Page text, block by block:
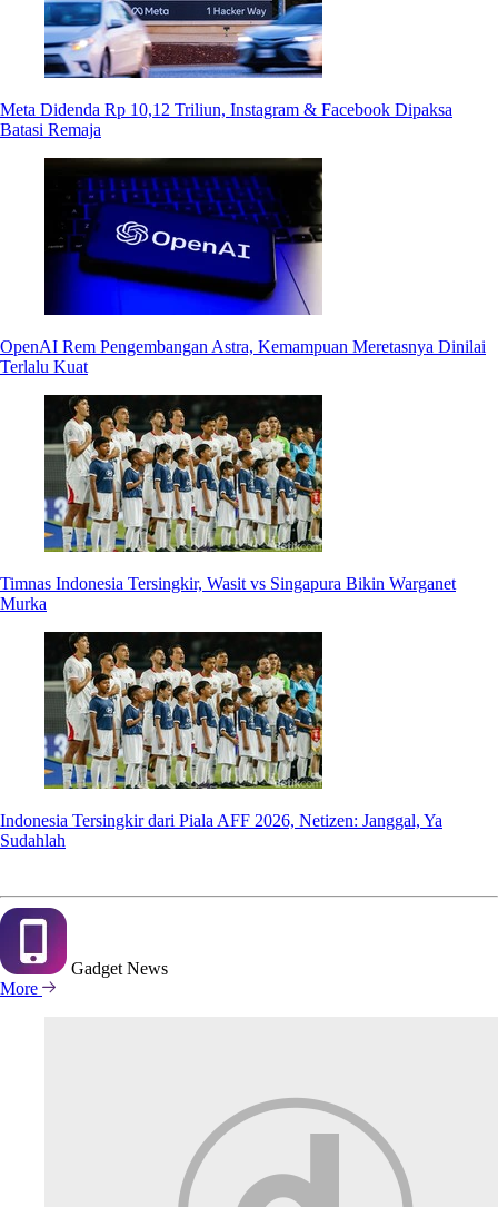
Meta Didenda Rp 10,12 Triliun, Instagram & Facebook Dipaksa
Batasi Remaja
OpenAI Rem Pengembangan Astra, Kemampuan Meretasnya Dinilai
Terlalu Kuat
Timnas Indonesia Tersingkir, Wasit vs Singapura Bikin Warganet
Murka
Indonesia Tersingkir dari Piala AFF 2026, Netizen: Janggal, Ya
Sudahlah
Gadget News
More